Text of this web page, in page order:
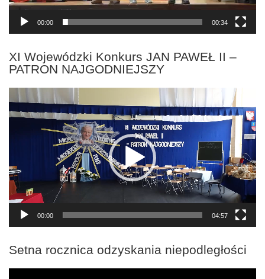
00:00 00:34
XI Wojewódzki Konkurs JAN PAWEŁ II –
PATRON NAJGODNIEJSZY
Odtwarzacz
video
00:00 04:57
Setna rocznica odzyskania niepodległości